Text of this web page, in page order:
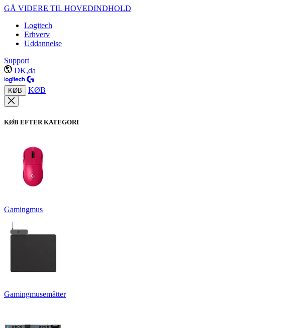
GÅ VIDERE TIL HOVEDINDHOLD
Logitech
Erhverv
Uddannelse
Support
DK,da
KØB KØB
KØB EFTER KATEGORI
Gamingmus
Gamingmusemåtter